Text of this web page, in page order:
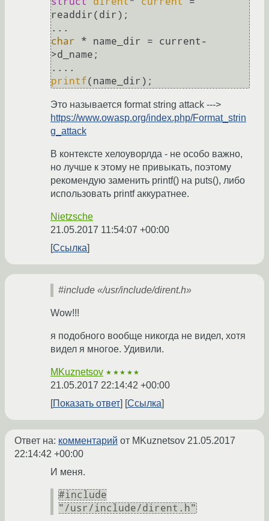
readdir(dir);
char * name_dir = current-
>d_name;
printf
Это называется format string attack --->
https://www.owasp.org/index.php/Format_strin
g_attack
В контексте хелоуворлда - не особо важно,
но лучше к этому не привыкать, поэтому
рекомендую заменить printf() на puts(), либо
использовать printf аккуратнее.
Nietzsche
21.05.2017 11:54:07 +00:00
Ссылка
#include «/usr/include/dirent.h»
Wow!!!
я подобного вообще никогда не видел, хотя
видел я многое. Удивили.
MKuznetsov ★★★★★
21.05.2017 22:14:42 +00:00
Показать ответ
Ссылка
Ответ на: комментарий от MKuznetsov 21.05.2017
22:14:42 +00:00
И меня.
#include
"/usr/include/dirent.h"